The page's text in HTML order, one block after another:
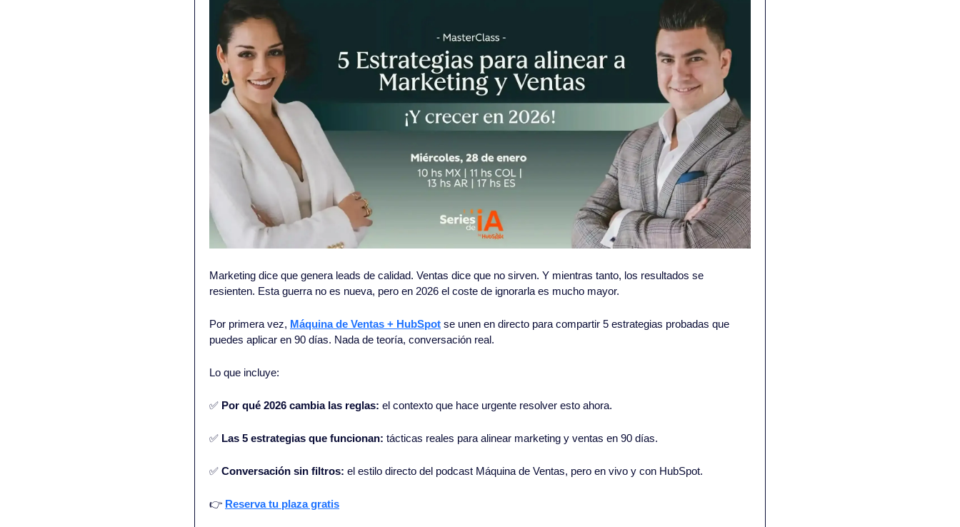
Marketing dice que genera leads de calidad. Ventas dice que no sirven. Y mientras tanto, los resultados se
resienten. Esta guerra no es nueva, pero en 2026 el coste de ignorarla es mucho mayor.
Por primera vez, Máquina de Ventas + HubSpot se unen en directo para compartir 5 estrategias probadas que
puedes aplicar en 90 días. Nada de teoría, conversación real.
Lo que incluye:
✅ Por qué 2026 cambia las reglas: el contexto que hace urgente resolver esto ahora.
✅ Las 5 estrategias que funcionan: tácticas reales para alinear marketing y ventas en 90 días.
✅ Conversación sin filtros: el estilo directo del podcast Máquina de Ventas, pero en vivo y con HubSpot.
👉 Reserva tu plaza gratis